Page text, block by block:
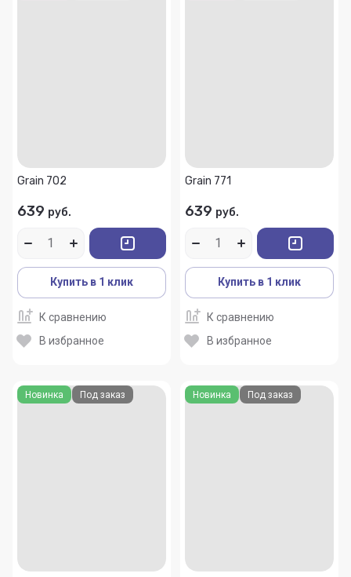
Grain 702
639 руб.
Купить в 1 клик
К сравнению
В избранное
Grain 771
639 руб.
Купить в 1 клик
К сравнению
В избранное
Новинка Под заказ Новинка Под заказ